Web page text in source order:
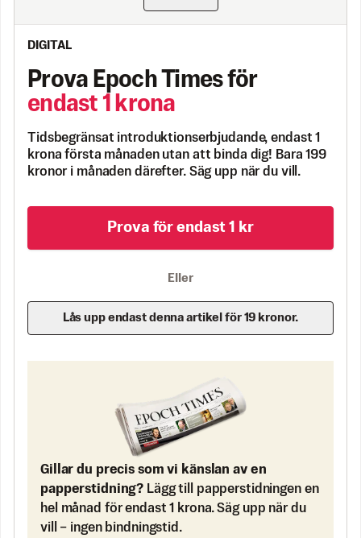
DIGITAL
Prova Epoch Times för
endast 1 krona
Tidsbegränsat introduktionserbjudande, endast 1
krona första månaden utan att binda dig! Bara 199
kronor i månaden därefter. Säg upp när du vill.
Prova för endast 1 kr
Eller
Lås upp endast denna artikel för 19 kronor.
Gillar du precis som vi känslan av en
papperstidning? Lägg till papperstidningen en
hel månad för endast 1 krona. Säg upp när du
vill – ingen bindningstid.